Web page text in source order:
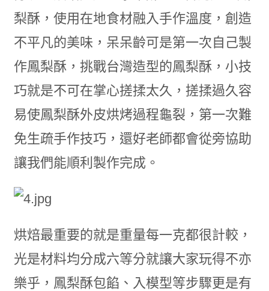
梨酥，使用在地食材融入手作溫度，創造
不平凡的美味，呆呆齡可是第一次自己製
作鳳梨酥，挑戰台灣造型的鳳梨酥，小技
巧就是不可在掌心搓揉太久，搓揉過久容
易使鳳梨酥外皮烘烤過程龜裂，第一次難
免生疏手作技巧，還好老師都會從旁協助
讓我們能順利製作完成。
烘焙最重要的就是重量每一克都很計較，
光是材料均分成六等分就讓大家玩得不亦
樂乎，鳳梨酥包餡、入模型等步驟更是有